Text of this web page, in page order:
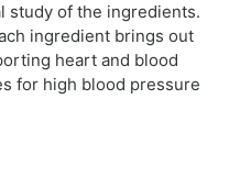
study of the ingredients.
ingredient brings out
heart and blood
for high blood pressure